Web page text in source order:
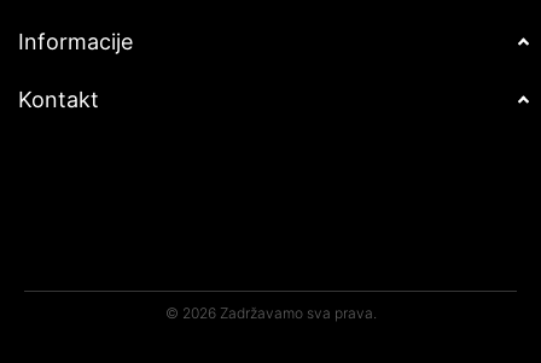
Informacije
Kontakt
© 2026 Zadržavamo sva prava.